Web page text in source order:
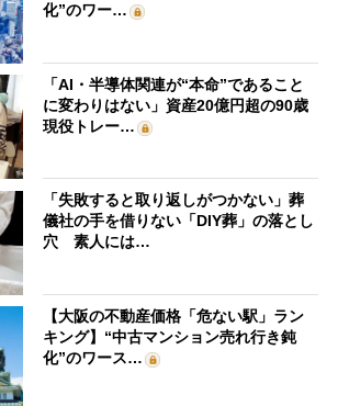
化”のワー…
「AI・半導体関連が“本命”であること
に変わりはない」資産20億円超の90歳
現役トレー…
「失敗すると取り返しがつかない」葬
儀社の手を借りない「DIY葬」の落とし
穴 素人には…
【大阪の不動産価格「危ない駅」ラン
キング】“中古マンション売れ行き鈍
化”のワース…